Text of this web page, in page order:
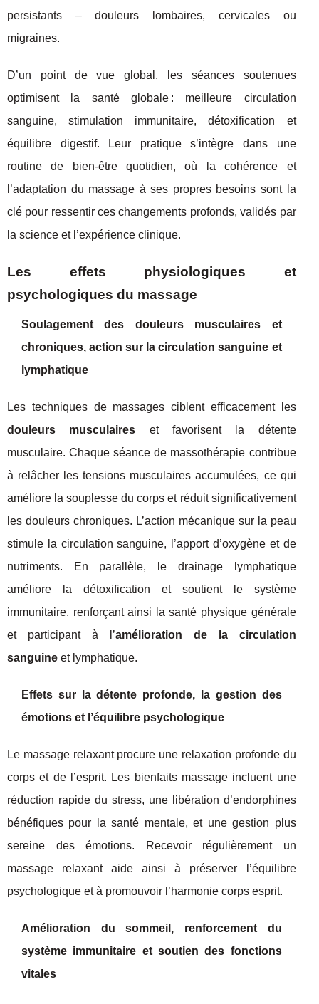
persistants – douleurs lombaires, cervicales ou
migraines.
D’un point de vue global, les séances soutenues
optimisent la santé globale : meilleure circulation
sanguine, stimulation immunitaire, détoxification et
équilibre digestif. Leur pratique s’intègre dans une
routine de bien-être quotidien, où la cohérence et
l’adaptation du massage à ses propres besoins sont la
clé pour ressentir ces changements profonds, validés par
la science et l’expérience clinique.
Les effets physiologiques et
psychologiques du massage
Soulagement des douleurs musculaires et
chroniques, action sur la circulation sanguine et
lymphatique
Les techniques de massages ciblent efficacement les
douleurs musculaires et favorisent la détente
musculaire. Chaque séance de massothérapie contribue
à relâcher les tensions musculaires accumulées, ce qui
améliore la souplesse du corps et réduit significativement
les douleurs chroniques. L’action mécanique sur la peau
stimule la circulation sanguine, l’apport d’oxygène et de
nutriments. En parallèle, le drainage lymphatique
améliore la détoxification et soutient le système
immunitaire, renforçant ainsi la santé physique générale
et participant à l’amélioration de la circulation
sanguine et lymphatique.
Effets sur la détente profonde, la gestion des
émotions et l’équilibre psychologique
Le massage relaxant procure une relaxation profonde du
corps et de l’esprit. Les bienfaits massage incluent une
réduction rapide du stress, une libération d’endorphines
bénéfiques pour la santé mentale, et une gestion plus
sereine des émotions. Recevoir régulièrement un
massage relaxant aide ainsi à préserver l’équilibre
psychologique et à promouvoir l’harmonie corps esprit.
Amélioration du sommeil, renforcement du
système immunitaire et soutien des fonctions
vitales